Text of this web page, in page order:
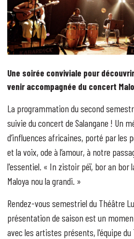
Une soirée conviviale pour
venir accompagnée du concert
La programmation du second
suivie du concert de Salangane ! Un
d’influences africaines, porté par les
et la voix, ode à l’amour, à notre
l'essentiel. « In zistoir péï, bor an bor
Maloya nou la grandi. »
Rendez-vous semestriel du Théâtre
présentation de saison est un
avec les artistes présents, l'équipe du